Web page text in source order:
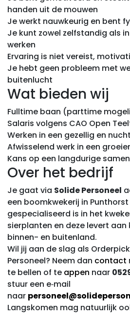
handen uit de mouwen
Je werkt nauwkeurig en bent
Je kunt zowel zelfstandig als
werken
Ervaring is niet vereist,
Je hebt geen probleem met
buitenlucht
Wat bieden wij
Fulltime baan (parttime
Salaris volgens CAO Open
Werken in een gezellig en
Afwisselend werk in een
Kans op een langdurige
Over het bedrijf
Je gaat via Solide Personeel
een boomkwekerij in
gespecialiseerd is in het
sierplanten en deze levert aan
binnen- en buitenland.
Wil jij aan de slag als
Personeel? Neem dan contact
te bellen of te appen naar
stuur een e‑mail
naar
Langskomen mag natuurlijk